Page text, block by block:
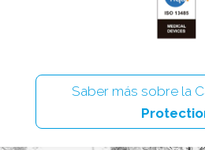
Saber más sobre la